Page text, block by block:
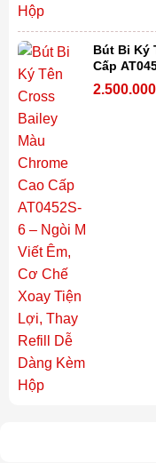
Bút Bi Ký
Cấp
Xoay
2.500.000